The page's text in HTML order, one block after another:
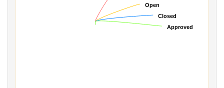
Open
Open
Closed
Closed
Approved
Approved